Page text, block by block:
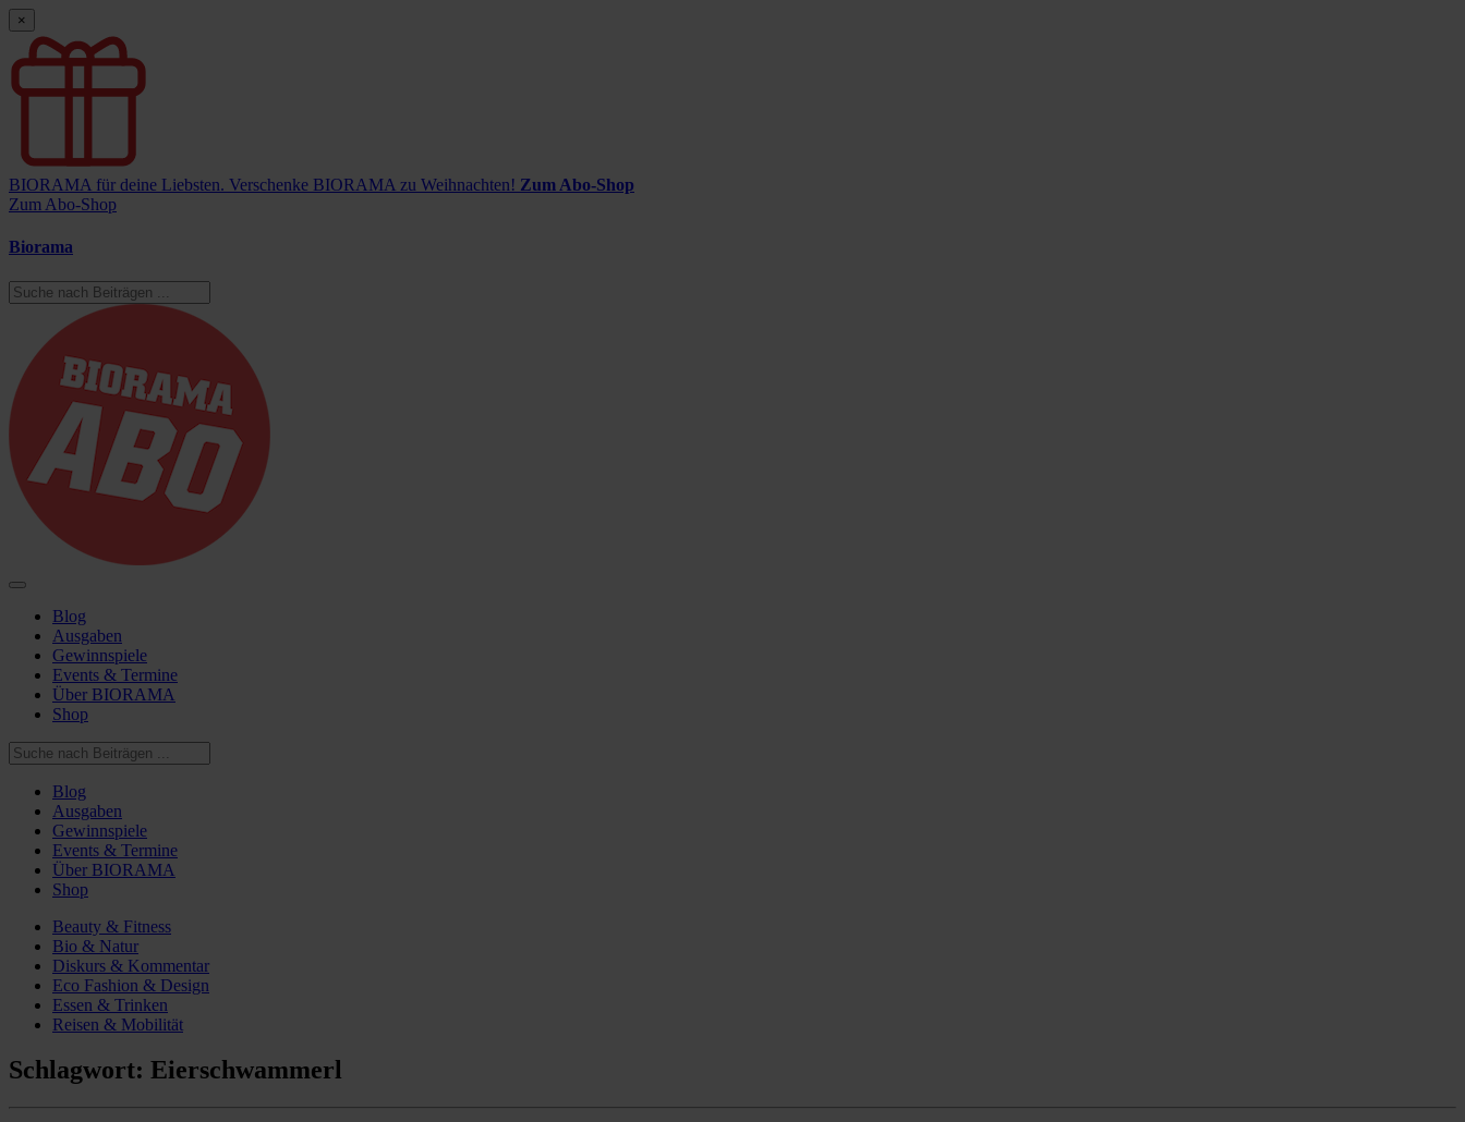
×
BIORAMA für deine Liebsten. Verschenke BIORAMA zu Weihnachten! Zum Abo-Shop
Zum Abo-Shop
Biorama
Blog
Ausgaben
Gewinnspiele
Events & Termine
Über BIORAMA
Shop
Blog
Ausgaben
Gewinnspiele
Events & Termine
Über BIORAMA
Shop
Beauty & Fitness
Bio & Natur
Diskurs & Kommentar
Eco Fashion & Design
Essen & Trinken
Reisen & Mobilität
Schlagwort: Eierschwammerl